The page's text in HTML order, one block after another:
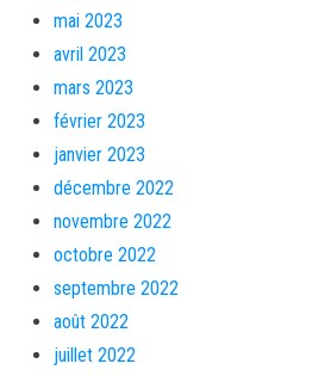
mai 2023
avril 2023
mars 2023
février 2023
janvier 2023
décembre 2022
novembre 2022
octobre 2022
septembre 2022
août 2022
juillet 2022